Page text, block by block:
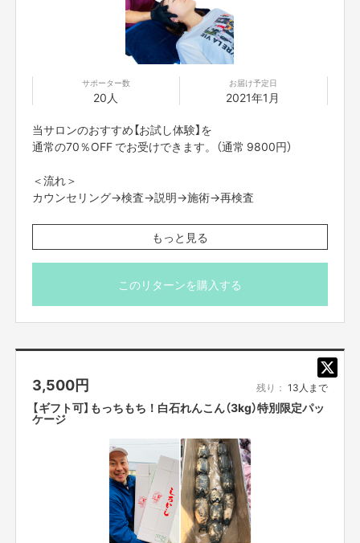
という目的もあります。
『えんとつ町のプペル』は、
なので、もし目標金額を達成した場合は、
残りの支援額は『えんとつ町のプペル』の絵本の購入費用に充て、
町内の４つの小学校に寄贈したいと思っています。
私は小学１年生の息子がいますので
本の読み聞かせに行ったこともあります。
その時に、すごくみんな喜んでくれて
改めて 『絵本の力ってすごい』 って思いました！！
中や周り、空間にある光たちです。
曼荼羅とは、サンスクリット語で【manda = 本質、心髄】
【la = 得る】にわかれ、"本質を得る" という意味がありま
す。
もの、ひとつひとつが美しい小宇宙なのです。
光たちが "今ここにある美しさ" を教えてくれる可視化さ
れたメッセージアートです。
サポーター数
20人
お届け予定日
2021年1月
当サロンのおすすめ【お試し体験】を
通常の70％OFF でお受けできます。（通常 9800円）
＜流れ＞
カウンセリング→検査→説明→施術→再検査
＜特徴＞
施術は全く痛みを出さず
ボキボキ、ゴリゴリは行わないので
特に構える必要はありません。
しっかり根本改善のアドバイスを行います。
＜体験でわかるポイント＞
◆当院独自の検査により、あなたの体の状態（骨格のゆが
お悩みの原因を特定できます
◆当院の施術が身体に合っているかどうか（前後で変化が
出るかどうか）確認できます
◆症状改善までの見通し（プロセス）をしっかりお伝えしま
◆あなたの症状に合ったベストな治療コースを提案します
もっと見る
このリターンを購入する
3,500円 残り： 13人まで
【ギフト可】もっちもち！白石れんこん（3kg）特別限定パッ
ケージ